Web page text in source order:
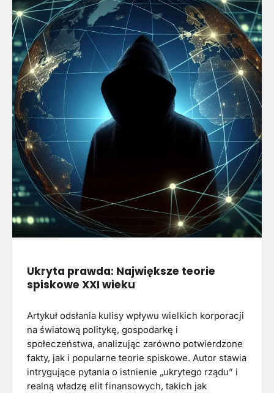
Ukryta prawda: Największe teorie
spiskowe XXI wieku
Artykuł odsłania kulisy wpływu wielkich korporacji
na światową politykę, gospodarkę i
społeczeństwa, analizując zarówno potwierdzone
fakty, jak i popularne teorie spiskowe. Autor stawia
intrygujące pytania o istnienie „ukrytego rządu” i
realną władzę elit finansowych, takich jak